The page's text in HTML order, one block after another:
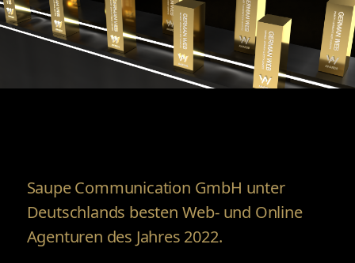
Saupe Communication GmbH unter
Deutschlands besten Web- und Online
Agenturen des Jahres 2022.